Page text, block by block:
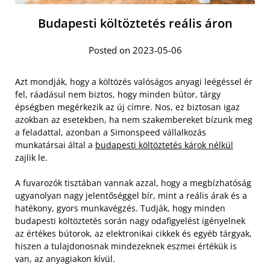
Budapesti költöztetés reális áron
Posted on 2023-05-06
Azt mondják, hogy a költözés valóságos anyagi leégéssel ér
fel, ráadásul nem biztos, hogy minden bútor, tárgy
épségben megérkezik az új címre. Nos, ez biztosan igaz
azokban az esetekben, ha nem szakembereket bízunk meg
a feladattal, azonban a Simonspeed vállalkozás
munkatársai által a budapesti költöztetés károk nélkül
zajlik le.
A fuvarozók tisztában vannak azzal, hogy a megbízhatóság
ugyanolyan nagy jelentőséggel bír, mint a reális árak és a
hatékony, gyors munkavégzés. Tudják, hogy minden
budapesti költöztetés során nagy odafigyelést igényelnek
az értékes bútorok, az elektronikai cikkek és egyéb tárgyak,
hiszen a tulajdonosnak mindezeknek eszmei értékük is
van, az anyagiakon kívül.